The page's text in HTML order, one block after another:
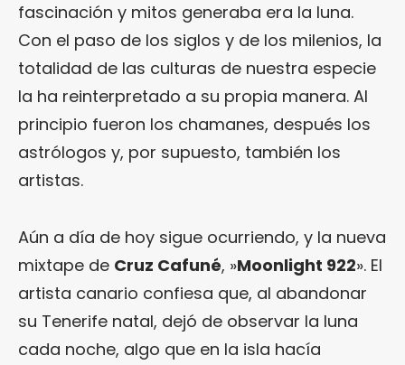
fascinación y mitos generaba era la luna.
Con el paso de los siglos y de los milenios, la
totalidad de las culturas de nuestra especie
la ha reinterpretado a su propia manera. Al
principio fueron los chamanes, después los
astrólogos y, por supuesto, también los
artistas.
Aún a día de hoy sigue ocurriendo, y la nueva
mixtape de Cruz Cafuné, »Moonlight 922». El
artista canario confiesa que, al abandonar
su Tenerife natal, dejó de observar la luna
cada noche, algo que en la isla hacía